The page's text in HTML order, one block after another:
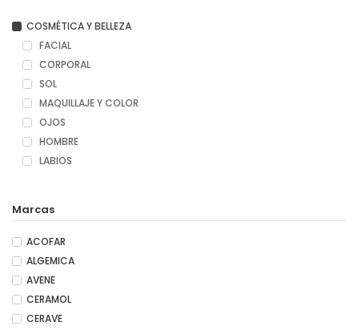
COSMÉTICA Y BELLEZA
FACIAL
CORPORAL
SOL
MAQUILLAJE Y COLOR
OJOS
HOMBRE
LABIOS
Marcas
ACOFAR
ALGEMICA
AVENE
CERAMOL
CERAVE